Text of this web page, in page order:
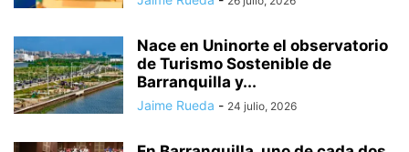
Nace en Uninorte el observatorio
de Turismo Sostenible de
Barranquilla y...
Jaime Rueda - 24 julio, 2026